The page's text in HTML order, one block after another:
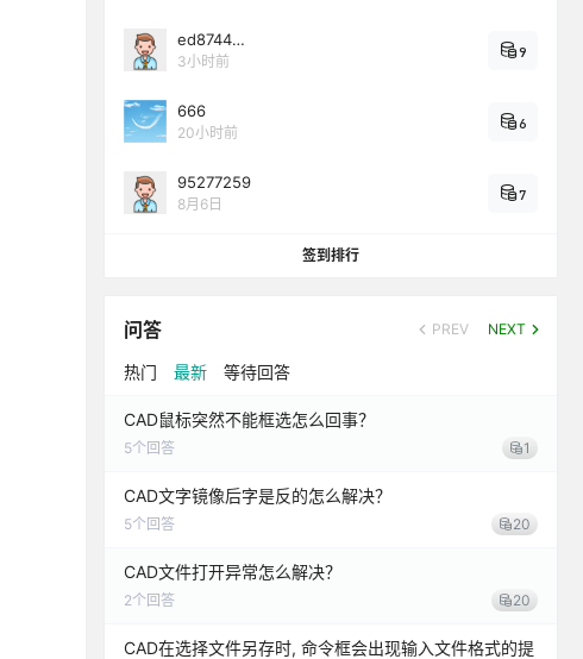
ed8744…
3小时前
9
666
20小时前
6
95277259
8月6日
7
签到排行
问答 PREV NEXT
热门 最新 等待回答
CAD鼠标突然不能框选怎么回事？
5个回答 1
CAD文字镜像后字是反的怎么解决？
5个回答 20
CAD文件打开异常怎么解决？
2个回答 20
CAD在选择文件另存时, 命令框会出现输入文件格式的提